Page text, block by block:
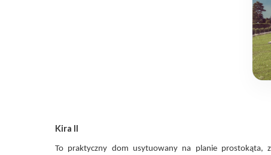
Kira II
To praktyczny dom usytuowany na planie prostokąta,